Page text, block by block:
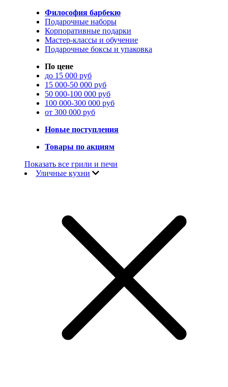
Философия барбекю
Подарочные наборы
Корпоративные подарки
Мастер-классы и обучение
Подарочные боксы и упаковка
По цене
до 15 000 руб
15 000-50 000 руб
50 000-100 000 руб
100 000-300 000 руб
от 300 000 руб
Новые поступления
Товары по акциям
Показать все грили и печи
Уличные кухни